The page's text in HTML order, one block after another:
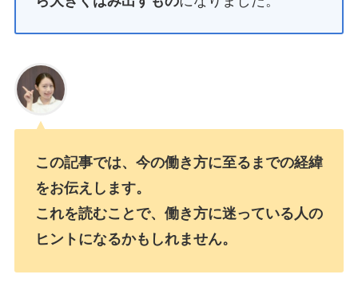
この記事では、今の働き方に至るまでの経緯
をお伝えします。
これを読むことで、 働き方に迷っている人の
ヒントになるかもしれません。